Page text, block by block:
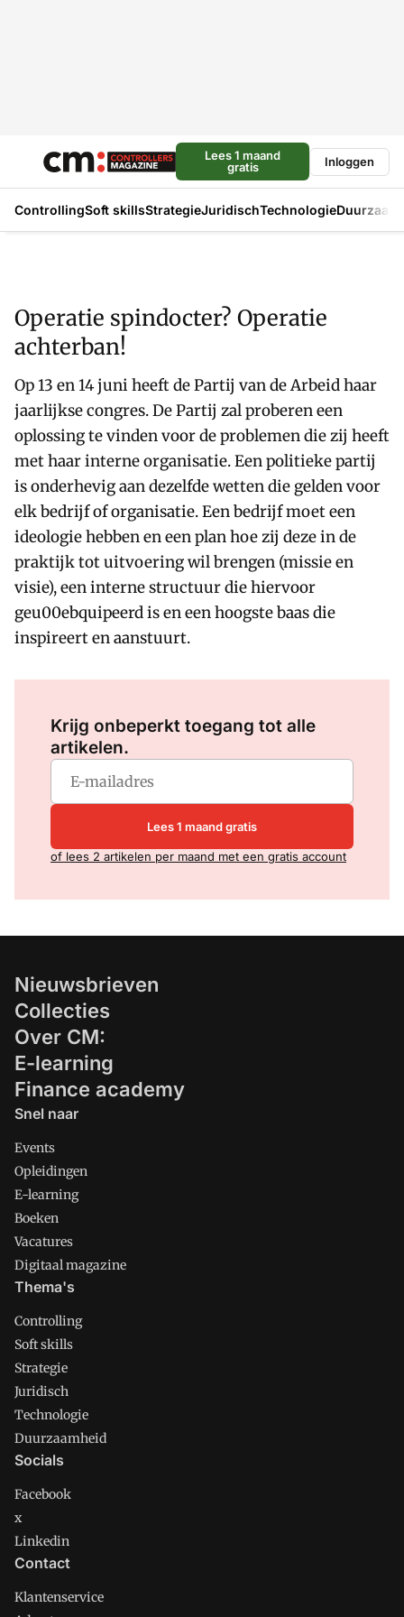
Lees 1 maand
gratis
Inloggen
ControllingSoft skillsStrategieJuridischTechnologie
Operatie spindocter? Operatie
achterban!
Op 13 en 14 juni heeft de Partij van de Arbeid haar
jaarlijkse congres. De Partij zal proberen een
oplossing te vinden voor de problemen die zij heeft
met haar interne organisatie. Een politieke partij
is onderhevig aan dezelfde wetten die gelden voor
elk bedrijf of organisatie. Een bedrijf moet een
ideologie hebben en een plan hoe zij deze in de
praktijk tot uitvoering wil brengen (missie en
visie), een interne structuur die hiervoor
geu00ebquipeerd is en een hoogste baas die
inspireert en aanstuurt.
Krijg onbeperkt toegang tot alle
artikelen.
Lees 1 maand gratis
of lees 2 artikelen per maand met een gratis account
Nieuwsbrieven
Collecties
Over CM:
E-learning
Finance academy
Snel naar
Events
Opleidingen
E-learning
Boeken
Vacatures
Digitaal magazine
Thema's
Controlling
Soft skills
Strategie
Juridisch
Technologie
Duurzaamheid
Socials
Facebook
x
Linkedin
Contact
Klantenservice